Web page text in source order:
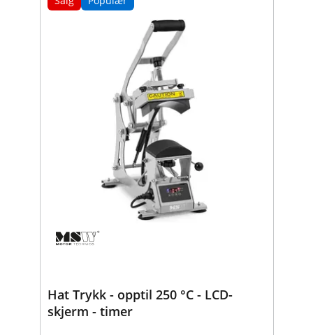
Hat Trykk - opptil 250 °C - LCD-
skjerm - timer